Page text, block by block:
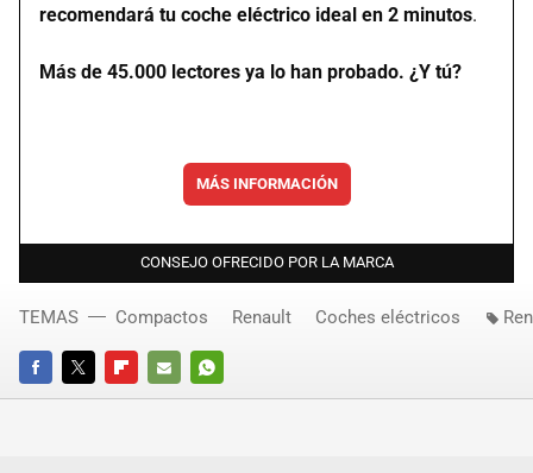
recomendará tu coche eléctrico ideal en 2 minutos.
Más de 45.000 lectores ya lo han probado. ¿Y tú?
MÁS INFORMACIÓN
CONSEJO OFRECIDO POR LA MARCA
FACEBOOKTWITTERFLIPBOARD
E-
WHATSAPP
TEMAS Compactos Renault Coches eléctricos